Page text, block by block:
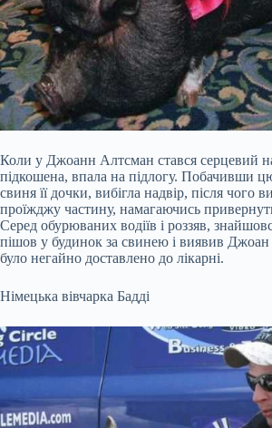
Коли у Джоанн Алтсман стався серцевий
підкошена, впала на підлогу. Побачивши
свиня її дочки, вибігла надвір, після чого
проїжджу частину, намагаючись
Серед обурюваних водіїв і роззяв,
пішов у будинок за свинею і виявив Джоан
було негайно доставлено до лікарні.
Німецька вівчарка Бадді